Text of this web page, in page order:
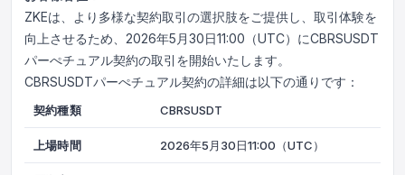
ZKEは、より多様な契約取引の選択肢をご提供し、取引体験を
向上させるため、2026年5月30日11:00（UTC）にCBRSUSDT
パーぺチュアル契約の取引を開始いたします。
CBRSUSDTパーぺチュアル契約の詳細は以下の通りです：
契約種類 CBRSUSDT
上場時間 2026年5月30日11:00（UTC）
オンラインカスタマーサービス
Support Center